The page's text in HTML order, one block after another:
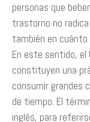
personas que
trastorno no
también en cuánto
En este sentido, el
constituyen una
consumir grandes
de tiempo. El
inglés, para